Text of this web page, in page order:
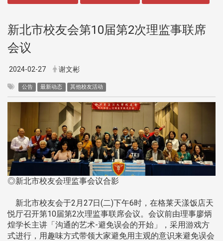
新北市校友会第10届第2次理监事联席
会议
2024-02-27 谢文彬
公告 最新动态 其他校友活动
◎新北市校友会理监事会议合影
新北市校友会于2月27日(二)下午6时，在格莱天漾饭店天
悦厅召开第10届第2次理监事联席会议。会议前由理事廖炳
煌学长主讲「沟通的艺术-避免误会的开始」，采用游戏方
式进行，用趣味方式带领大家避免用主观的意识来避免误会